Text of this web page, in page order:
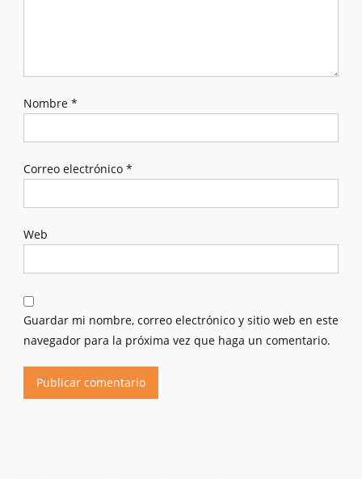
Nombre *
Correo electrónico *
Web
Guardar mi nombre, correo electrónico y sitio web en este
navegador para la próxima vez que haga un comentario.